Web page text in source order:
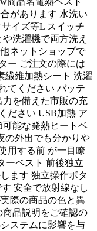
があります 水洗い
イズ等L スイッチ
洗濯機で両方洗え
ネットショップで
ー ご注文の際には
繊維加熱シート 洗濯
てください バッテ
力を備えた市販の充
ださい USB加熱 ア
能な発熱ヒートベ
の外出でも分かりや
用する前 が一目瞭
ーベスト 前後独立
ます 独立操作ボタ
安全で放射線なし
際の商品の色と異
品説明をご確認の
ステムに影響を与